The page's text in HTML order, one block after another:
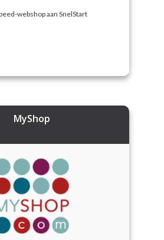
webshop aan SnelStart
MyShop